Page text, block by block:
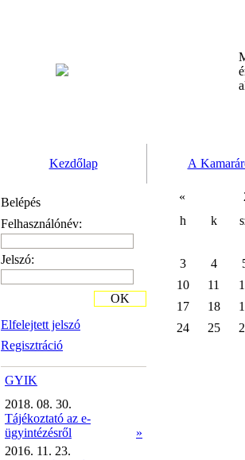
Kezdőlap A
Belépés
Felhasználónév:
Jelszó:
Elfelejtett jelszó
Regisztráció
OK
GYIK
2018. 08. 30.
Tájékoztató az e-
ügyintézésről
»
2016. 11. 23.
«
h
k
3
4
10
11
17
18
24
25